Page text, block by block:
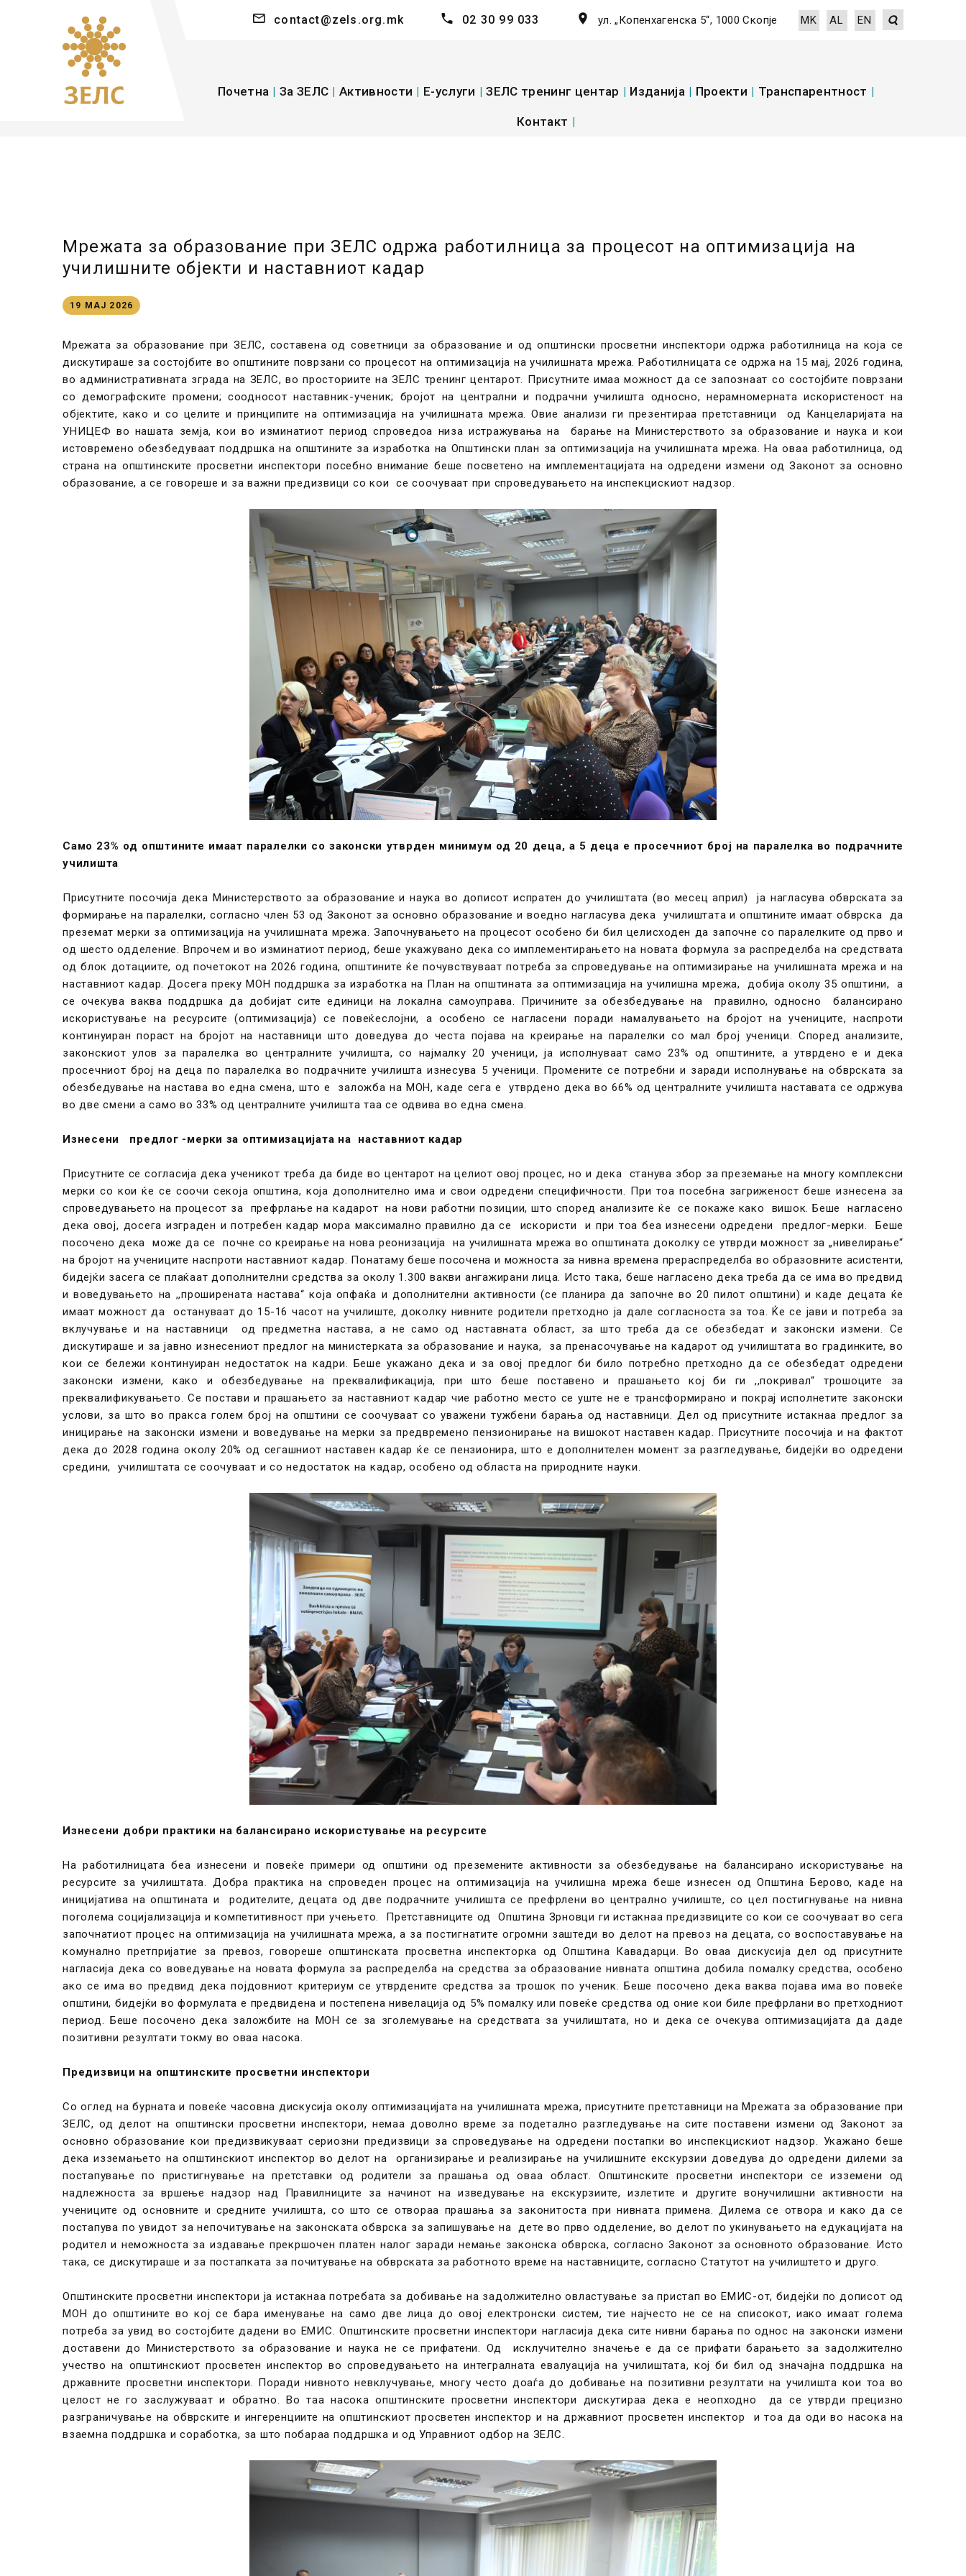
contact@zels.org.mk 02 30 99 033 ул. „Копенхагенска 5“, 1000 Скопје MK AL EN
Почетна | За ЗЕЛС | Активности | E-услуги | ЗЕЛС тренинг центар | Изданија | Проекти | Транспарентност |
Контакт |
Мрежата за образование при ЗЕЛС одржа работилница за процесот на оптимизација на
училишните објекти и наставниот кадар
19 МАЈ 2026
Мрежата за образование при ЗЕЛС, составена од советници за образование и од општински просветни инспектори одржа работилница на која се
дискутираше за состојбите во општините поврзани со процесот на оптимизација на училишната мрежа. Работилницата се одржа на 15 мај, 2026 година,
во административната зграда на ЗЕЛС, во просториите на ЗЕЛС тренинг центарот. Присутните имаа можност да се запознаат со состојбите поврзани
со демографските промени; соодносот наставник-ученик; бројот на централни и подрачни училишта односно, нерамномерната искористеност на
објектите, како и со целите и принципите на оптимизација на училишната мрежа. Овие анализи ги презентираа претставници од Канцеларијата на
УНИЦЕФ во нашата земја, кои во изминатиот период спроведоа низа истражувања на барање на Министерството за образование и наука и кои
истовремено обезбедуваат поддршка на општините за изработка на Општински план за оптимизација на училишната мрежа. На оваа работилница, од
страна на општинските просветни инспектори посебно внимание беше посветено на имплементацијата на одредени измени од Законот за основно
образование, а се говореше и за важни предизвици со кои се соочуваат при спроведувањето на инспекцискиот надзор.
Само 23% од општините имаат паралелки со законски утврден минимум од 20 деца, а 5 деца е просечниот број на паралелка во подрачните
училишта
Присутните посочија дека Министерството за образование и наука во дописот испратен до училиштата (во месец април) ја нагласува обврската за
формирање на паралелки, согласно член 53 од Законот за основно образование и воедно нагласува дека училиштата и општините имаат обврска да
преземат мерки за оптимизација на училишната мрежа. Започнувањето на процесот особено би бил целисходен да започне со паралелките од прво и
од шесто одделение. Впрочем и во изминатиот период, беше укажувано дека со имплементирањето на новата формула за распределба на средствата
од блок дотациите, од почетокот на 2026 година, општините ќе почувствуваат потреба за спроведување на оптимизирање на училишната мрежа и на
наставниот кадар. Досега преку МОН поддршка за изработка на План на општината за оптимизација на училишна мрежа, добија околу 35 општини, а
се очекува ваква поддршка да добијат сите единици на локална самоуправа. Причините за обезбедување на правилно, односно балансирано
искористување на ресурсите (оптимизација) се повеќеслојни, а особено се нагласени поради намалувањето на бројот на учениците, наспроти
континуиран пораст на бројот на наставници што доведува до честа појава на креирање на паралелки со мал број ученици. Според анализите,
законскиот улов за паралелка во централните училишта, со најмалку 20 ученици, ја исполнуваат само 23% од општините, а утврдено е и дека
просечниот број на деца по паралелка во подрачните училишта изнесува 5 ученици. Промените се потребни и заради исполнување на обврската за
обезбедување на настава во една смена, што е заложба на МОН, каде сега е утврдено дека во 66% од централните училишта наставата се одржува
во две смени а само во 33% од централните училишта таа се одвива во една смена.
Изнесени предлог -мерки за оптимизацијата на наставниот кадар
Присутните се согласија дека ученикот треба да биде во центарот на целиот овој процес, но и дека станува збор за преземање на многу комплексни
мерки со кои ќе се соочи секоја општина, која дополнително има и свои одредени специфичности. При тоа посебна загриженост беше изнесена за
спроведувањето на процесот за префрлање на кадарот на нови работни позиции, што според анализите ќе се покаже како вишок. Беше нагласено
дека овој, досега изграден и потребен кадар мора максимално правилно да се искористи и при тоа беа изнесени одредени предлог-мерки. Беше
посочено дека може да се почне со креирање на нова реонизација на училишната мрежа во општината доколку се утврди можност за „нивелирање“
на бројот на учениците наспроти наставниот кадар. Понатаму беше посочена и можноста за нивна времена прераспределба во образовните асистенти,
бидејќи засега се плаќаат дополнителни средства за околу 1.300 вакви ангажирани лица. Исто така, беше нагласено дека треба да се има во предвид
и воведувањето на ,,проширената настава“ која опфаќа и дополнителни активности (се планира да започне во 20 пилот општини) и каде децата ќе
имаат можност да остануваат до 15-16 часот на училиште, доколку нивните родители претходно ја дале согласноста за тоа. Ќе се јави и потреба за
вклучување и на наставници од предметна настава, а не само од наставната област, за што треба да се обезбедат и законски измени. Се
дискутираше и за јавно изнесениот предлог на министерката за образование и наука, за пренасочување на кадарот од училиштата во градинките, во
кои се бележи континуиран недостаток на кадри. Беше укажано дека и за овој предлог би било потребно претходно да се обезбедат одредени
законски измени, како и обезбедување на преквалификација, при што беше поставено и прашањето кој би ги ,,покривал“ трошоците за
преквалификувањето. Се постави и прашањето за наставниот кадар чие работно место се уште не е трансформирано и покрај исполнетите законски
услови, за што во пракса голем број на општини се соочуваат со уважени тужбени барања од наставници. Дел од присутните истакнаа предлог за
иницирање на законски измени и воведување на мерки за предвремено пензионирање на вишокот наставен кадар. Присутните посочија и на фактот
дека до 2028 година околу 20% од сегашниот наставен кадар ќе се пензионира, што е дополнителен момент за разгледување, бидејќи во одредени
средини, училиштата се соочуваат и со недостаток на кадар, особено од областа на природните науки.
Изнесени добри практики на балансирано искористување на ресурсите
На работилницата беа изнесени и повеќе примери од општини од преземените активности за обезбедување на балансирано искористување на
ресурсите за училиштата. Добра практика на спроведен процес на оптимизација на училишна мрежа беше изнесен од Општина Берово, каде на
иницијатива на општината и родителите, децата од две подрачните училишта се префрлени во централно училиште, со цел постигнување на нивна
поголема социјализација и компетитивност при учењето. Претставниците од Општина Зрновци ги истакнаа предизвиците со кои се соочуваат во сега
започнатиот процес на оптимизација на училишната мрежа, а за постигнатите огромни заштеди во делот на превоз на децата, со воспоставување на
комунално претпријатие за превоз, говореше општинската просветна инспекторка од Општина Кавадарци. Во оваа дискусија дел од присутните
нагласија дека со воведување на новата формула за распределба на средства за образование нивната општина добила помалку средства, особено
ако се има во предвид дека појдовниот критериум се утврдените средства за трошок по ученик. Беше посочено дека ваква појава има во повеќе
општини, бидејќи во формулата е предвидена и постепена нивелација од 5% помалку или повеќе средства од оние кои биле префрлани во претходниот
период. Беше посочено дека заложбите на МОН се за зголемување на средствата за училиштата, но и дека се очекува оптимизацијата да даде
позитивни резултати токму во оваа насока.
Предизвици на општинските просветни инспектори
Со оглед на бурната и повеќе часовна дискусија околу оптимизацијата на училишната мрежа, присутните претставници на Мрежата за образование при
ЗЕЛС, од делот на општински просветни инспектори, немаа доволно време за подетално разгледување на сите поставени измени од Законот за
основно образование кои предизвикуваат сериозни предизвици за спроведување на одредени постапки во инспекцискиот надзор. Укажано беше
дека изземањето на општинскиот инспектор во делот на организирање и реализирање на училишните екскурзии доведува до одредени дилеми за
постапување по пристигнување на претставки од родители за прашања од оваа област. Општинските просветни инспектори се изземени од
надлежноста за вршење надзор над Правилниците за начинот на изведување на екскурзиите, излетите и другите вонучилишни активности на
учениците од основните и средните училишта, со што се отвораа прашања за законитоста при нивната примена. Дилема се отвора и како да се
постапува по увидот за непочитување на законската обврска за запишување на дете во прво одделение, во делот по укинувањето на едукацијата на
родител и неможноста за издавање прекршочен платен налог заради немање законска обврска, согласно Законот за основното образование. Исто
така, се дискутираше и за постапката за почитување на обврската за работното време на наставниците, согласно Статутот на училиштето и друго.
Општинските просветни инспектори ја истакнаа потребата за добивање на задолжително овластување за пристап во ЕМИС-от, бидејќи по дописот од
МОН до општините во кој се бара именување на само две лица до овој електронски систем, тие најчесто не се на списокот, иако имаат голема
потреба за увид во состојбите дадени во ЕМИС. Општинските просветни инспектори нагласија дека сите нивни барања по однос на законски измени
доставени до Министерството за образование и наука не се прифатени. Од исклучително значење е да се прифати барањето за задолжително
учество на општинскиот просветен инспектор во спроведувањето на интегралната евалуација на училиштата, кој би бил од значајна поддршка на
државните просветни инспектори. Поради нивното невклучување, многу често доаѓа до добивање на позитивни резултати на училишта кои тоа во
целост не го заслужуваат и обратно. Во таа насока општинските просветни инспектори дискутираа дека е неопходно да се утврди прецизно
разграничување на обврските и ингеренциите на општинскиот просветен инспектор и на државниот просветен инспектор и тоа да оди во насока на
взаемна поддршка и соработка, за што побараа поддршка и од Управниот одбор на ЗЕЛС.